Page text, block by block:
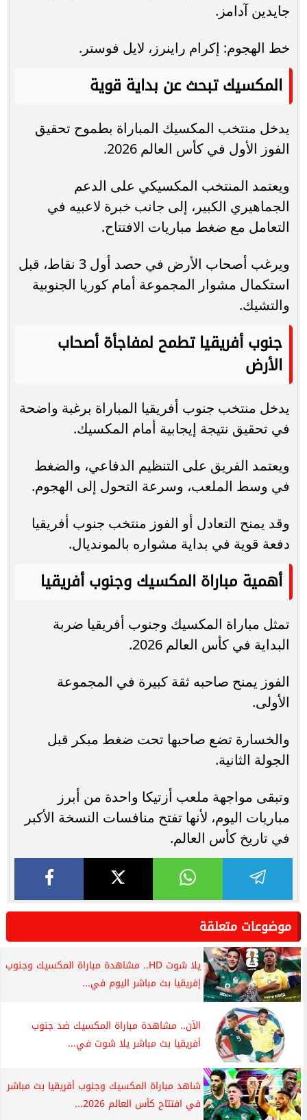
جايدين آدامز.
خط الهجوم: إكرام راينرز، لايل فوستر.
المكسيك تبحث عن بداية قوية
يدخل منتخب المكسيك المباراة بطموح تحقيق
الفوز الأول في كأس العالم 2026.
ويعتمد المنتخب المكسيكي على الدعم
الجماهيري الكبير، إلى جانب خبرة لاعبيه في
التعامل مع ضغط مباريات الافتتاح.
ويرغب أصحاب الأرض في حصد أول 3 نقاط، قبل
استكمال مشوار المجموعة أمام كوريا الجنوبية
والتشيك.
جنوب أفريقيا تطمح لمفاجأة أصحاب
الأرض
يدخل منتخب جنوب أفريقيا المباراة برغبة واضحة
في تحقيق نتيجة إيجابية أمام المكسيك.
ويعتمد الفريق على التنظيم الدفاعي، والضغط
في وسط الملعب، وسرعة التحول إلى الهجوم.
وقد يمنح التعادل أو الفوز منتخب جنوب أفريقيا
دفعة قوية في بداية مشواره بالمونديال.
أهمية مباراة المكسيك وجنوب أفريقيا
تمثل مباراة المكسيك وجنوب أفريقيا ضربة
البداية في كأس العالم 2026.
الفوز يمنح صاحبه ثقة كبيرة في المجموعة
الأولى.
والخسارة تضع صاحبها تحت ضغط مبكر قبل
الجولة الثانية.
وتبقى مواجهة ملعب أزتيكا واحدة من أبرز
مباريات اليوم، لأنها تفتح منافسات النسخة الأكبر
في تاريخ كأس العالم.
موضوعات متعلقة
يلا شوت HD.. مشاهدة مباراة المكسيك وجنوب
إفريقيا بث مباشر اليوم في...
الآن.. مشاهدة مباراة المكسيك ضد جنوب
أفريقيا بث مباشر يلا شوت في...
شاهد مباراة المكسيك وجنوب أفريقيا بث مباشر
في افتتاح كأس العالم 2026...